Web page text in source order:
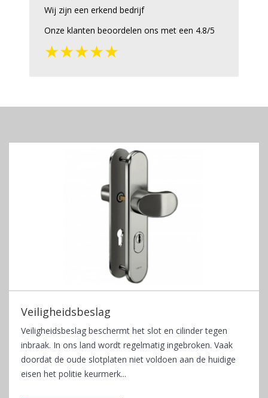
Wij zijn een erkend bedrijf
Onze klanten beoordelen ons met een 4.8/5
★★★★★
Veiligheidsbeslag
Veiligheidsbeslag beschermt het slot en cilinder tegen
inbraak. In ons land wordt regelmatig ingebroken. Vaak
doordat de oude slotplaten niet voldoen aan de huidige
eisen het politie keurmerk...